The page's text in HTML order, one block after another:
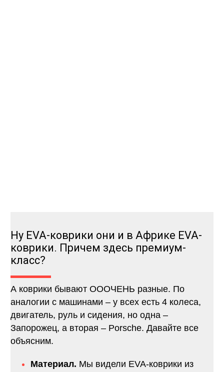
Ну EVA-коврики они и в Африке EVA-
коврики. Причем здесь премиум-
класс?
А коврики бывают ОООЧЕНЬ разные. По
аналогии с машинами – у всех есть 4 колеса,
двигатель, руль и сидения, но одна –
Запорожец, а вторая – Porsche. Давайте все
объясним.
Материал. Мы видели EVA-коврики из